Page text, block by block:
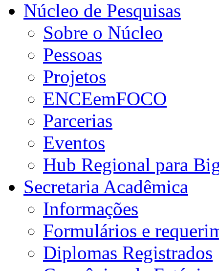
Núcleo de Pesquisas
Sobre o Núcleo
Pessoas
Projetos
ENCEemFOCO
Parcerias
Eventos
Hub Regional para
Secretaria Acadêmica
Informações
Formulários e
Diplomas Registrados